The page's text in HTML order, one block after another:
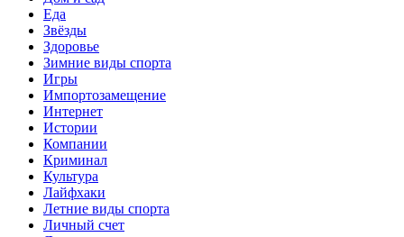
Еда
Звёзды
Здоровье
Зимние виды спорта
Игры
Импортозамещение
Интернет
Истории
Компании
Криминал
Культура
Лайфхаки
Летние виды спорта
Личный счет